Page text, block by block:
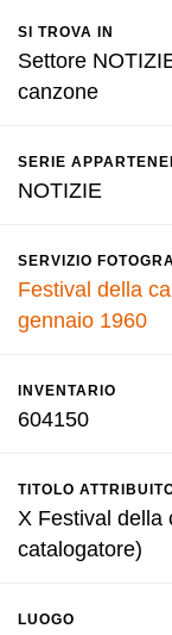
SI TROVA IN
Settore
canzone
SERIE
NOTIZIE
SERVIZIO
Festival della
gennaio 1960
INVENTARIO
604150
TITOLO
X Festival della
catalogatore)
LUOGO